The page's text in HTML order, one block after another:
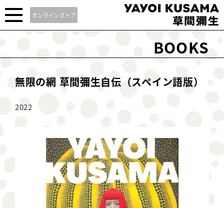
オンラインストア
BOOKS
無限の網 草間彌生自伝（スペイン語版）
2022